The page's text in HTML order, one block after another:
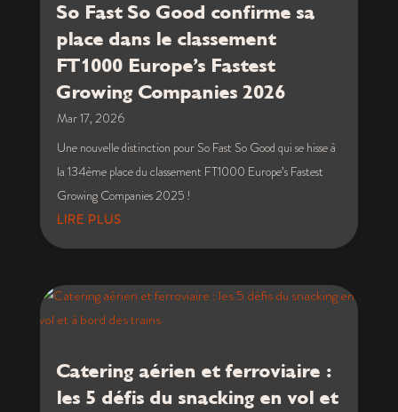
So Fast So Good confirme sa
place dans le classement
FT1000 Europe’s Fastest
Growing Companies 2026
Mar 17, 2026
Une nouvelle distinction pour So Fast So Good qui se hisse à
la 134ème place du classement FT1000 Europe’s Fastest
Growing Companies 2025 !
LIRE PLUS
Catering aérien et ferroviaire :
les 5 défis du snacking en vol et